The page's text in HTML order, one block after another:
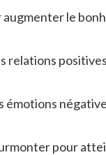
le
relations positives
émotions
pour